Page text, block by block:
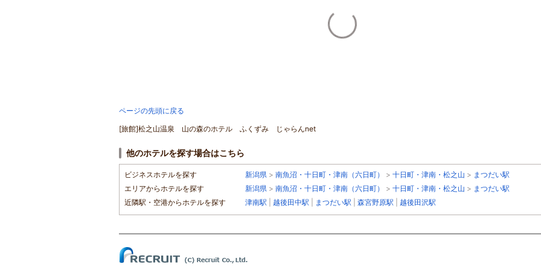
ページの先頭に戻る
[旅館]松之山温泉 山の森のホテル ふくずみ じゃらんnet
他のホテルを探す場合はこちら
ビジネスホテルを探す 新潟県 > 南魚沼・十日町・津南（六日町） > 十日町・津南・松之山 > まつだい駅
エリアからホテルを探す
新潟県 > 南魚沼・十日町・津南（六日町） > 十日町・津南・松之山 > まつだい駅
近隣駅・空港からホテルを探す
津南駅 越後田中駅 まつだい駅 森宮野原駅 越後田沢駅